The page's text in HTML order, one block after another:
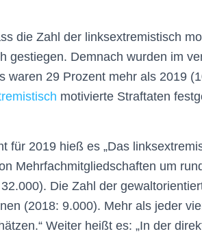
die Zahl der linksextremistisch
gestiegen. Demnach wurden im
waren 29 Prozent mehr als 2019
motivierte Straftaten
für 2019 hieß es „Das
Mehrfachmitgliedschaften um
Die Zahl der
(2018: 9.000). Mehr als jeder
Weiter heißt es: „In der